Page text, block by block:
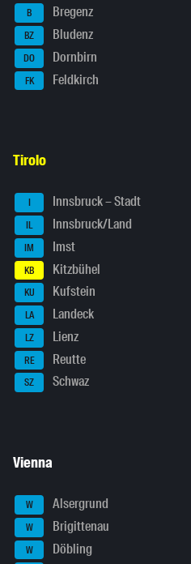
B Bregenz
BZ Bludenz
DO Dornbirn
FK Feldkirch
Tirolo
I Innsbruck – Stadt
IL Innsbruck/Land
IM Imst
KB Kitzbühel
KU Kufstein
LA Landeck
LZ Lienz
RE Reutte
SZ Schwaz
Vienna
W Alsergrund
W Brigittenau
W
Döbling